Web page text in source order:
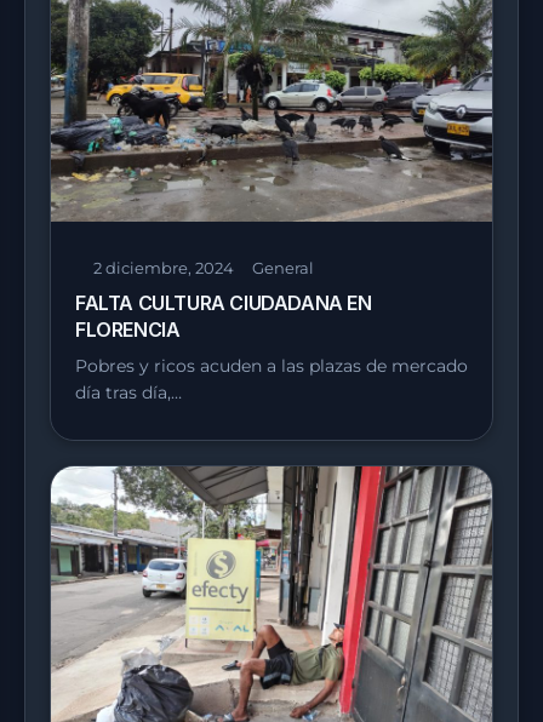
2 diciembre, 2024 General
FALTA CULTURA CIUDADANA EN
FLORENCIA
Pobres y ricos acuden a las plazas de mercado
día tras día,…